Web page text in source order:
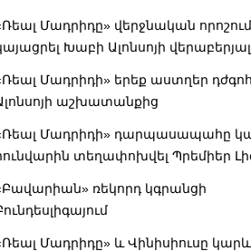
Մադրիդը» վերջնական
Խաբի Ալոնսոյի վերաբերյալ
Մադրիդի» երեք աստղեր
աշխատանքից
Մադրիդի» դարպասապահը
տեղափոխվել Պրեմիեր
ռեկորդ կգրանցի
Մադրիդը» և Վինիսիուսը